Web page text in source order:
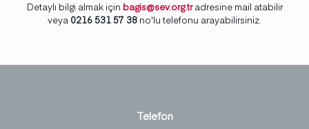
Detaylı bilgi almak için bagis@sev.org.tr adresine mail atabilir
veya 0216 531 57 38 no'lu telefonu arayabilirsiniz.
Telefon